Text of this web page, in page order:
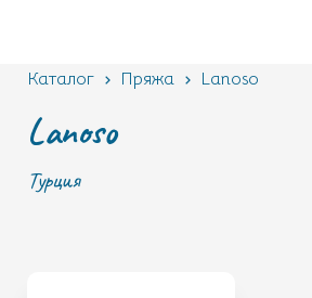
Каталог Пряжа Lanoso
Lanoso
Турция